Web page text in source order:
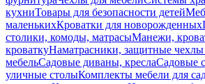
кухниТовары для безопасности детей
маленькихКроватки для новорожденных
столики, комоды, матрасыМанежи,
кроваткуНаматрасники, защитные чехлы
мебельСадовые диваны, креслаСадовые
уличные столыКомплекты мебели для